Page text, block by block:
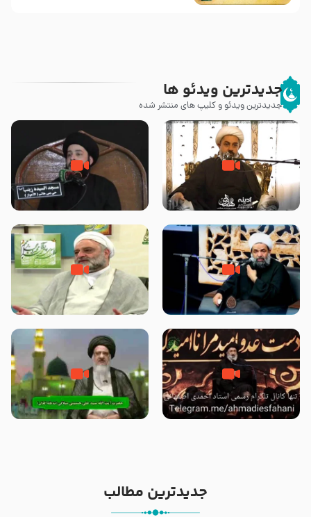
جدیدترین ویدئو ها
جدیدترین ویدئو و کلیپ های منتشر شده
چه کسانی پیامبر صلی الله علیه و
آله را مسموم کردند ؟ – حجت
رزیة الخمیس و اهانت برخی صحابه
به پیامبر اکرم (ص) چه اتفاقی رخ
بیرون انداختند ؟!!!!! – سید محمد
موسوی
رحلت یا شهادت پیامبر (صلی الله
علیه و آله) ؟ – حجت الاسلام
علت برتری پیامبر اسلام بر سایر
پیامبران از زبان امیرالمؤمنین
خیانت و جفا به پیامبر با بکار بردن
کلمه رحلت بجای شهادت – حجت
آیا پیامبر اکرم صلی الله علیه وآله
بدون وصیت از دنیا رفته ‌اند؟ – آیت
جدیدترین مطالب